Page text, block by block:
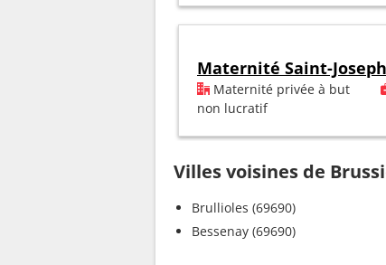
Maternité Saint-
Maternité privée à but
non lucratif
Villes voisines de
Brullioles (69690)
Bessenay (69690)